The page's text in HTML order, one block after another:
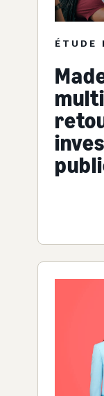
ÉTUDE